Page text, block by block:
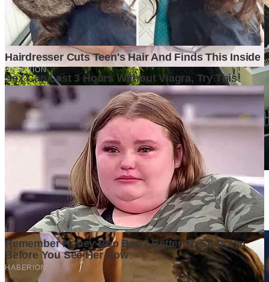
Di Balik Kenaikan Harga Tanah, Apa yang Sebenarnya
Mendorong Nilainya Terus Melambung?
4 days ago